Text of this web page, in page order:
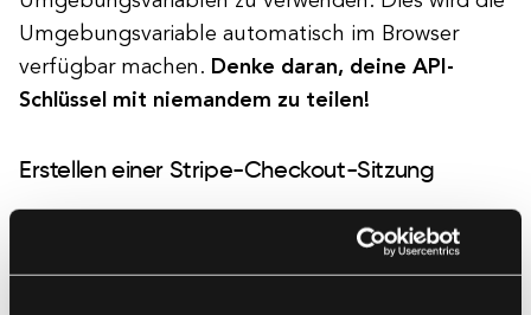
Umgebungsvariable automatisch im Browser
verfügbar machen. Denke daran, deine API-
Schlüssel mit niemandem zu teilen!
Erstellen einer Stripe-Checkout-Sitzung
Um es den Nutzern zu ermöglichen, Zahlungen in
unserer Anwendung vorzunehmen, müssen wir sie